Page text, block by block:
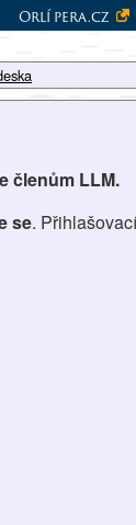
Orlí pera.cz
členům LLM.
se.